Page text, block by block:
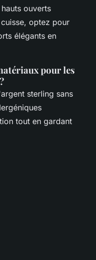
ouverts
optez pour
élégants en
pour les
sterling sans
tout en gardant